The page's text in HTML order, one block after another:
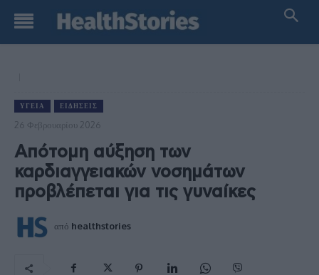
ΥΓΕΊΑ ΕΙΔΉΣΕΙΣ
26 Φεβρουαρίου 2026
Απότομη αύξηση των
καρδιαγγειακών νοσημάτων
προβλέπεται για τις γυναίκες
από healthstories